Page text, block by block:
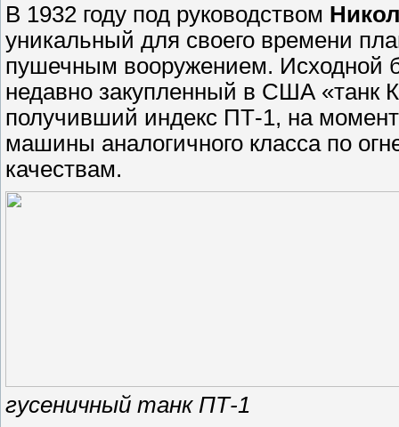
В 1932 году под руководством
уникальный для своего времени
пушечным вооружением. Исходной
недавно закупленный в США «танк
получивший индекс ПТ-1, на
машины аналогичного класса по
качествам.
гусеничный танк ПТ-1